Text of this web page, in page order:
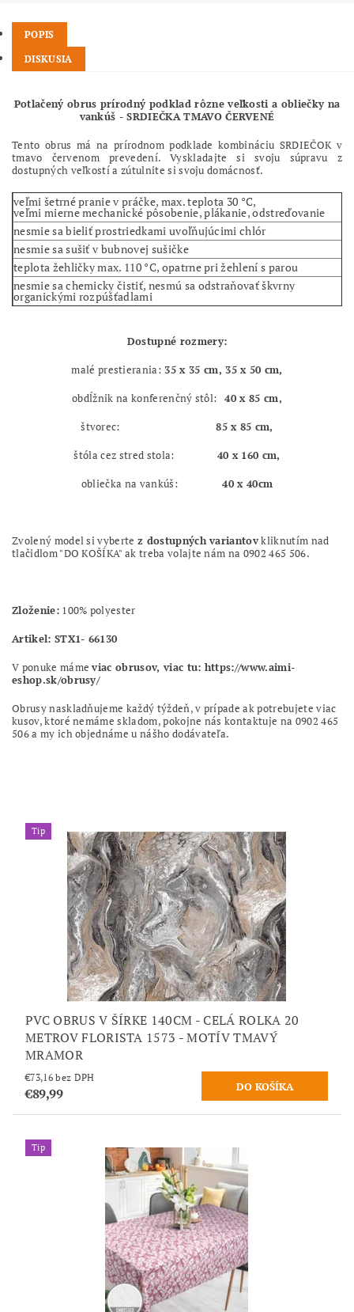
POPIS
DISKUSIA
Potlačený obrus prírodný podklad rôzne veľkosti a obliečky na
vankúš - SRDIEČKA TMAVO ČERVENÉ
Tento obrus má na prírodnom podklade kombináciu SRDIEČOK v
tmavo červenom prevedení. Vyskladajte si svoju súpravu z
dostupných veľkostí a zútulnite si svoju domácnosť.
veľmi šetrné pranie v práčke, max. teplota 30 °C,
veľmi mierne mechanické pôsobenie, plákanie, odstreďovanie
nesmie sa bieliť prostriedkami uvoľňujúcimi chlór
nesmie sa sušiť v bubnovej sušičke
teplota žehličky max. 110 °C, opatrne pri žehlení s parou
nesmie sa chemicky čistiť, nesmú sa odstraňovať škvrny
organickými rozpúšťadlami
Dostupné rozmery:
malé prestierania: 35 x 35 cm, 35 x 50 cm,
obdĺžnik na konferenčný stôl:40 x 85 cm,
štvorec:
85 x 85 cm,
štóla cez stred stola:
40 x 160 cm,
obliečka na vankúš:40 x 40cm
Zvolený model si vyberte z dostupných variantovkliknutím nad
tlačidlom "DO KOŠÍKA" ak treba volajte nám na 0902 465 506.
Zloženie:100% polyester
Artikel: STX1- 66130
V ponuke mámeviac obrusov, viac tu: https://www.aimi-
eshop.sk/obrusy/
Obrusy naskladňujeme každý týždeň, v prípade ak potrebujete viac
kusov, ktoré nemáme skladom, pokojne nás kontaktuje na 0902 465
506 a my ich objednáme u nášho dodávateľa.
Tip
PVC OBRUS V ŠÍRKE 140CM - CELÁ ROLKA 20
METROV FLORISTA 1573 - MOTÍV TMAVÝ
MRAMOR
€73,16 bez DPH
€89,99
Tip